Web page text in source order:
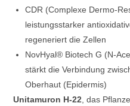
CDR (Complexe Dermo-
leistungsstarker
regeneriert die Zellen
NovHyal® Biotech G (N-
stärkt die Verbindung
Oberhaut (Epidermis)
Unitamuron H-22 , das